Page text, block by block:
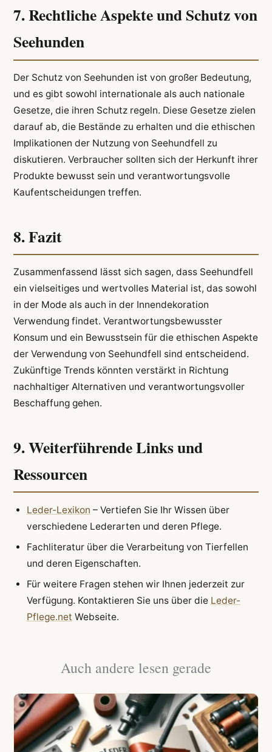
7. Rechtliche Aspekte und Schutz von
Seehunden
Der Schutz von Seehunden ist von großer Bedeutung,
und es gibt sowohl internationale als auch nationale
Gesetze, die ihren Schutz regeln. Diese Gesetze zielen
darauf ab, die Bestände zu erhalten und die ethischen
Implikationen der Nutzung von Seehundfell zu
diskutieren. Verbraucher sollten sich der Herkunft ihrer
Produkte bewusst sein und verantwortungsvolle
Kaufentscheidungen treffen.
8. Fazit
Zusammenfassend lässt sich sagen, dass Seehundfell
ein vielseitiges und wertvolles Material ist, das sowohl
in der Mode als auch in der Innendekoration
Verwendung findet. Verantwortungsbewusster
Konsum und ein Bewusstsein für die ethischen Aspekte
der Verwendung von Seehundfell sind entscheidend.
Zukünftige Trends könnten verstärkt in Richtung
nachhaltiger Alternativen und verantwortungsvoller
Beschaffung gehen.
9. Weiterführende Links und
Ressourcen
Leder-Lexikon – Vertiefen Sie Ihr Wissen über
verschiedene Lederarten und deren Pflege.
Fachliteratur über die Verarbeitung von Tierfellen
und deren Eigenschaften.
Für weitere Fragen stehen wir Ihnen jederzeit zur
Verfügung. Kontaktieren Sie uns über die Leder-
Pflege.net Webseite.
Auch andere lesen gerade